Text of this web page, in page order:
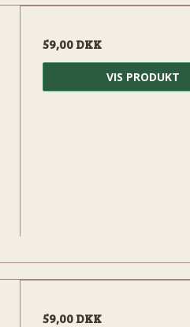
59,00 DKK
VIS PRODUKT
59,00 DKK